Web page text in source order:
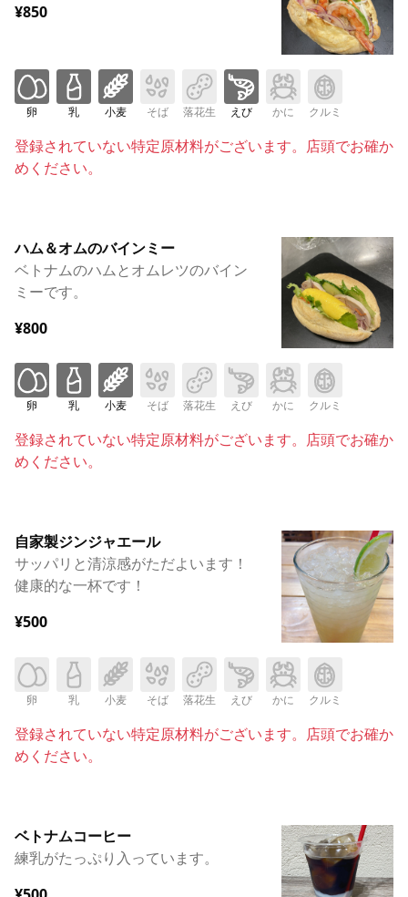
¥850
卵 乳 小麦 そば 落花生 えび かに クルミ
登録されていない特定原材料がございます。店頭でお確か
めください。
ハム＆オムのバインミー
ベトナムのハムとオムレツのバイン
ミーです。
¥800
卵 乳 小麦 そば 落花生 えび かに クルミ
登録されていない特定原材料がございます。店頭でお確か
めください。
自家製ジンジャエール
サッパリと清涼感がただよいます！
健康的な一杯です！
¥500
卵 乳 小麦 そば 落花生 えび かに クルミ
登録されていない特定原材料がございます。店頭でお確か
めください。
ベトナムコーヒー
練乳がたっぷり入っています。